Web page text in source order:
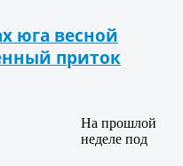
юга весной
приток
На прошлой
неделе под